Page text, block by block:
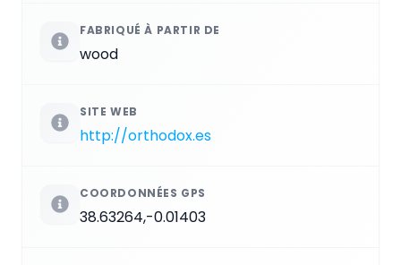
FABRIQUÉ À PARTIR DE
wood
SITE WEB
http://orthodox.es
COORDONNÉES GPS
38.63264,-0.01403